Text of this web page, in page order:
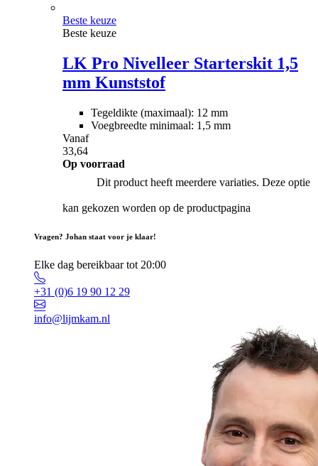
Beste keuze
Beste keuze
LK Pro Nivelleer Starterskit 1,5
mm Kunststof
Tegeldikte (maximaal): 12 mm
Voegbreedte minimaal: 1,5 mm
Vanaf
33,64
Op voorraad
Dit product heeft meerdere variaties. Deze optie
kan gekozen worden op de productpagina
Vragen? Johan staat voor je klaar!
Elke dag bereikbaar tot 20:00
+31 (0)6 19 90 12 29
info@lijmkam.nl